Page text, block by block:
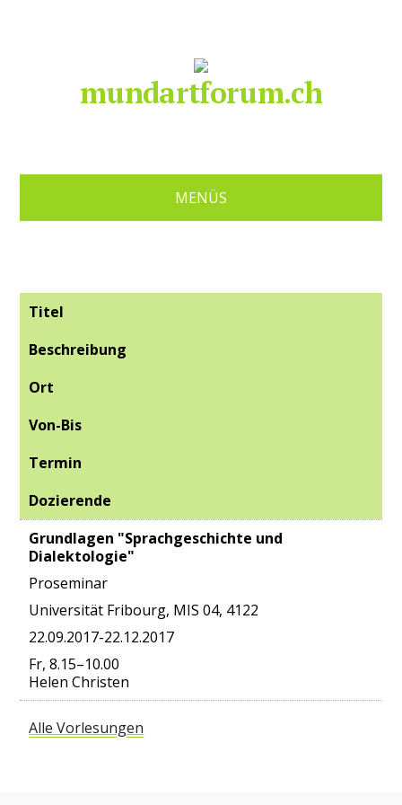
mundartforum.ch
MENÜS
Titel
Beschreibung
Ort
Von-Bis
Termin
Dozierende
Grundlagen "Sprachgeschichte und
Dialektologie"
Proseminar
Universität Fribourg, MIS 04, 4122
22.09.2017-22.12.2017
Fr, 8.15–10.00
Helen Christen
Alle Vorlesungen